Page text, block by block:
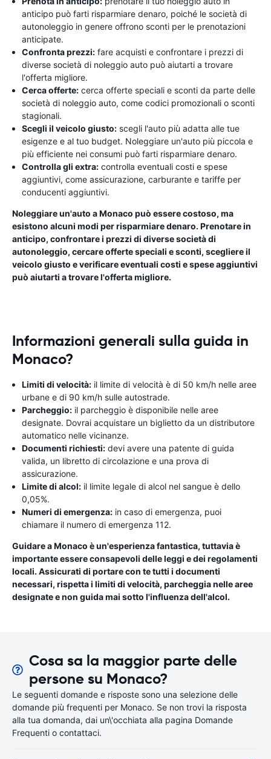
anticipo può farti risparmiare denaro, poiché le società di
autonoleggio in genere offrono sconti per le prenotazioni
anticipate.
Confronta prezzi: fare acquisti e confrontare i prezzi di
diverse società di noleggio auto può aiutarti a trovare
l'offerta migliore.
Cerca offerte: cerca offerte speciali e sconti da parte delle
società di noleggio auto, come codici promozionali o sconti
stagionali.
Scegli il veicolo giusto: scegli l'auto più adatta alle tue
esigenze e al tuo budget. Noleggiare un'auto più piccola e
più efficiente nei consumi può farti risparmiare denaro.
Controlla gli extra: controlla eventuali costi e spese
aggiuntivi, come assicurazione, carburante e tariffe per
conducenti aggiuntivi.
Noleggiare un'auto a Monaco può essere costoso, ma
esistono alcuni modi per risparmiare denaro. Prenotare in
anticipo, confrontare i prezzi di diverse società di
autonoleggio, cercare offerte speciali e sconti, scegliere il
veicolo giusto e verificare eventuali costi e spese aggiuntivi
può aiutarti a trovare l'offerta migliore.
Informazioni generali sulla guida in
Monaco?
Limiti di velocità: il limite di velocità è di 50 km/h nelle aree
urbane e di 90 km/h sulle autostrade.
Parcheggio: il parcheggio è disponibile nelle aree
designate. Dovrai acquistare un biglietto da un distributore
automatico nelle vicinanze.
Documenti richiesti: devi avere una patente di guida
valida, un libretto di circolazione e una prova di
assicurazione.
Limite di alcol: il limite legale di alcol nel sangue è dello
0,05%.
Numeri di emergenza: in caso di emergenza, puoi
chiamare il numero di emergenza 112.
Guidare a Monaco è un'esperienza fantastica, tuttavia è
importante essere consapevoli delle leggi e dei regolamenti
locali. Assicurati di portare con te tutti i documenti
necessari, rispetta i limiti di velocità, parcheggia nelle aree
designate e non guida mai sotto l'influenza dell'alcol.
Cosa sa la maggior parte delle
persone su Monaco?
Le seguenti domande e risposte sono una selezione delle
domande più frequenti per Monaco. Se non trovi la risposta
alla tua domanda, dai un\'occhiata alla pagina Domande
Frequenti o contattaci.